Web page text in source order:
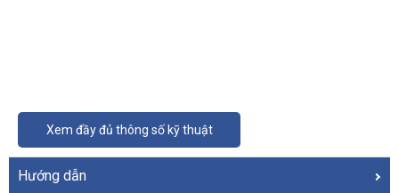
Xem đầy đủ thông số kỹ thuật
Hướng dẫn